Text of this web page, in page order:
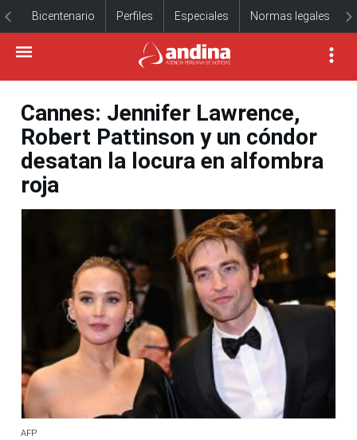
Bicentenario Perfiles Especiales Normas legales
Cannes: Jennifer Lawrence,
Robert Pattinson y un cóndor
desatan la locura en alfombra
roja
AFP